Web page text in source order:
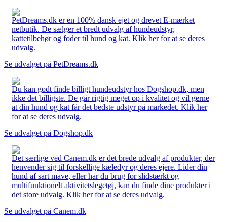
PetDreams.dk er en 100% dansk ejet og drevet E-mærket
netbutik. De sælger et bredt udvalg af hundeudstyr,
kattetilbehør og foder til hund og kat. Klik her for at se deres
udvalg.
Se udvalget på PetDreams.dk
Du kan godt finde billigt hundeudstyr hos Dogshop.dk, men
ikke det billigste. De går rigtig meget op i kvalitet og vil gerne
at din hund og kat får det bedste udstyr på markedet. Klik her
for at se deres udvalg.
Se udvalget på Dogshop.dk
Det særlige ved Canem.dk er det brede udvalg af produkter, der
henvender sig til forskellige kæledyr og deres ejere. Lider din
hund af sart mave, eller har du brug for slidstærkt og
multifunktionelt aktivitetslegetøj, kan du finde dine produkter i
det store udvalg. Klik her for at se deres udvalg.
Se udvalget på Canem.dk